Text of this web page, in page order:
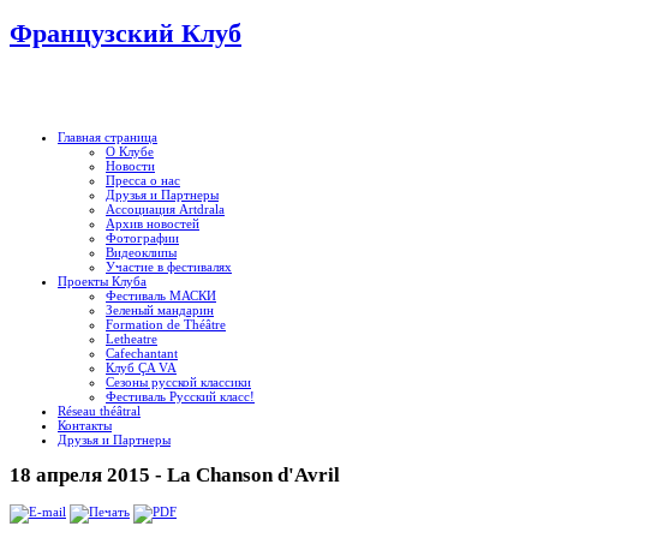
Французский Клуб
Главная страница
О Клубе
Новости
Пресса о нас
Друзья и Партнеры
Ассоциация Artdrala
Архив новостей
Фотографии
Видеоклипы
Участие в фестивалях
Проекты Клуба
Фестиваль МАСКИ
Зеленый мандарин
Formation de Théâtre
Letheatre
Cafechantant
Клуб ÇA VA
Сезоны русской классики
Фестиваль Русский класс!
Réseau théâtral
Контакты
Друзья и Партнеры
18 апреля 2015 - La Chanson d'Avril